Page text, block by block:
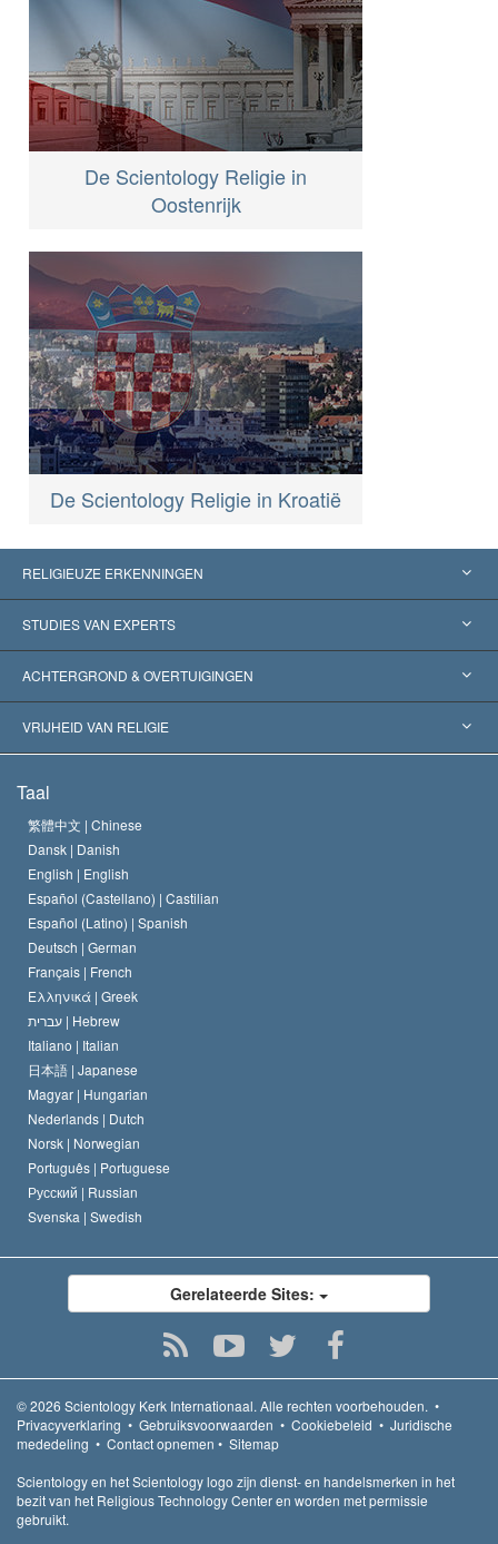
De Scientology Religie in
Oostenrijk
De Scientology Religie in Kroatië
RELIGIEUZE ERKENNINGEN
Verenigde Staten
Wereldwijde Erkenningen
Historische Beslissingen
STUDIES VAN EXPERTS
Expertises per Categorie
’s Werelds Meest Vooraanstaande Experts
ACHTERGROND & OVERTUIGINGEN
L. Ron Hubbard
Het Credo van de Scientology Kerk
De Code van een Scientoloog
David Miscavige
VRIJHEID VAN RELIGIE
Internationale Mensenrechten Standaards
Verklaring over Religie
Taal
繁體中文 | Chinese
Dansk | Danish
English | English
Español (Castellano) | Castilian
Español (Latino) | Spanish
Deutsch | German
Français | French
Ελληνικά | Greek
עברית | Hebrew
Italiano | Italian
日本語 | Japanese
Magyar | Hungarian
Nederlands | Dutch
Norsk | Norwegian
Português | Portuguese
Русский | Russian
Svenska | Swedish
Gerelateerde Sites:
© 2026 Scientology Kerk Internationaal. Alle rechten voorbehouden. •
Privacyverklaring • Gebruiksvoorwaarden • Cookiebeleid • Juridische
mededeling • Contact opnemen • Sitemap
Scientology en het Scientology logo zijn dienst- en handelsmerken in het
bezit van het Religious Technology Center en worden met permissie
gebruikt.